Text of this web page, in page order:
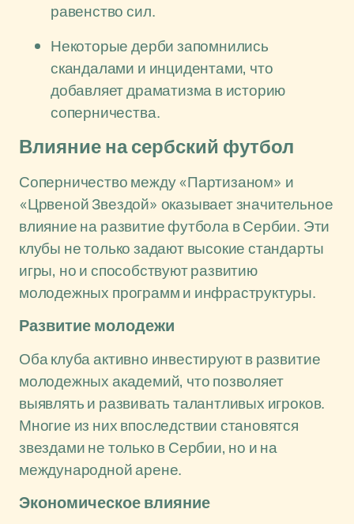
равенство сил.
Некоторые дерби запомнились
скандалами и инцидентами, что
добавляет драматизма в историю
соперничества.
Влияние на сербский футбол
Соперничество между «Партизаном» и
«Црвеной Звездой» оказывает значительное
влияние на развитие футбола в Сербии. Эти
клубы не только задают высокие стандарты
игры, но и способствуют развитию
молодежных программ и инфраструктуры.
Развитие молодежи
Оба клуба активно инвестируют в развитие
молодежных академий, что позволяет
выявлять и развивать талантливых игроков.
Многие из них впоследствии становятся
звездами не только в Сербии, но и на
международной арене.
Экономическое влияние